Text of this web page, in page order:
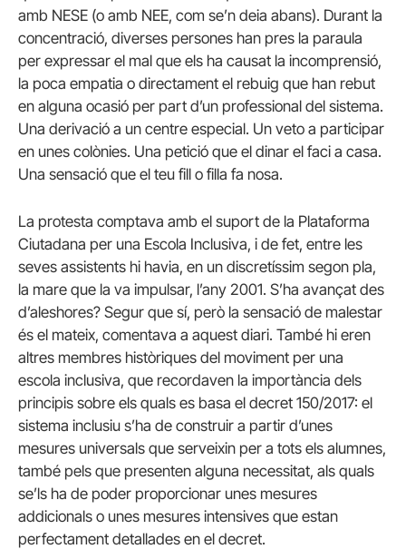
amb NESE (o amb NEE, com se’n deia abans). Durant la
concentració, diverses persones han pres la paraula
per expressar el mal que els ha causat la incomprensió,
la poca empatia o directament el rebuig que han rebut
en alguna ocasió per part d’un professional del sistema.
Una derivació a un centre especial. Un veto a participar
en unes colònies. Una petició que el dinar el faci a casa.
Una sensació que el teu fill o filla fa nosa.
La protesta comptava amb el suport de la Plataforma
Ciutadana per una Escola Inclusiva, i de fet, entre les
seves assistents hi havia, en un discretíssim segon pla,
la mare que la va impulsar, l’any 2001. S’ha avançat des
d’aleshores? Segur que sí, però la sensació de malestar
és el mateix, comentava a aquest diari. També hi eren
altres membres històriques del moviment per una
escola inclusiva, que recordaven la importància dels
principis sobre els quals es basa el decret 150/2017: el
sistema inclusiu s’ha de construir a partir d’unes
mesures universals que serveixin per a tots els alumnes,
també pels que presenten alguna necessitat, als quals
se’ls ha de poder proporcionar unes mesures
addicionals o unes mesures intensives que estan
perfectament detallades en el decret.